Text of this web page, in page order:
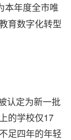
本年度全市唯
育数字化转型
认定为新一批
的学校仅17
足四年的年轻